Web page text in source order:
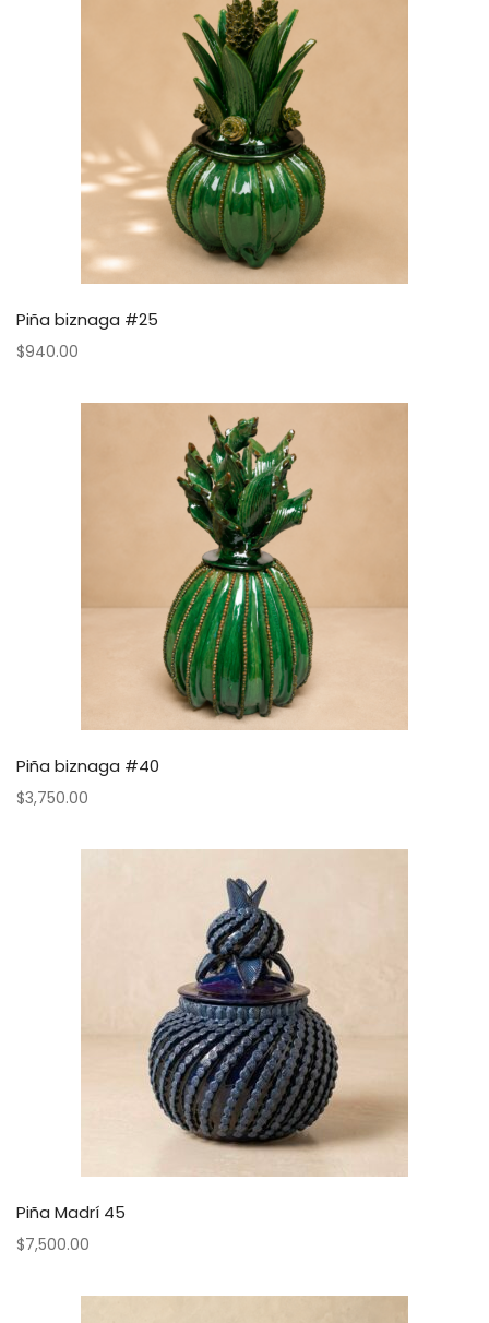
Piña biznaga #25
$940.00
Piña biznaga #40
$3,750.00
Piña Madrí 45
$7,500.00